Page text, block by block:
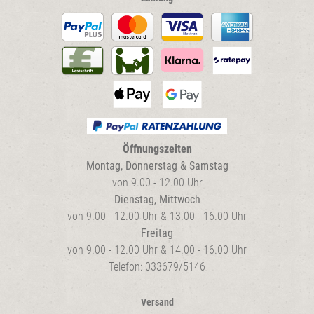
Öffnungszeiten
Montag, Donnerstag & Samstag
von 9.00 - 12.00 Uhr
Dienstag, Mittwoch
von 9.00 - 12.00 Uhr & 13.00 - 16.00 Uhr
Freitag
von 9.00 - 12.00 Uhr & 14.00 - 16.00 Uhr
Telefon: 033679/5146
Versand